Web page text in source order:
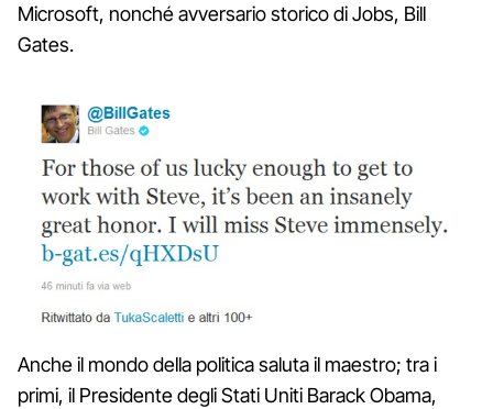
Microsoft, nonché avversario storico di Jobs, Bill
Gates.
Anche il mondo della politica saluta il maestro; tra i
primi, il Presidente degli Stati Uniti Barack Obama,